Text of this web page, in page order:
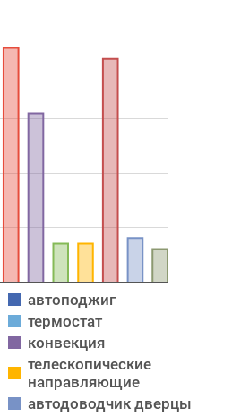
автоподжиг
термостат
конвекция
телескопические
направляющие
автодоводчик дверцы